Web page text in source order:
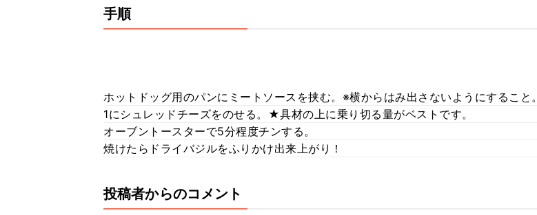
手順
ホットドッグ用のパンにミートソースを挟む。※横からはみ出さないようにすること。
1にシュレッドチーズをのせる。★具材の上に乗り切る量がベストです。
オーブントースターで5分程度チンする。
焼けたらドライバジルをふりかけ出来上がり！
投稿者からのコメント